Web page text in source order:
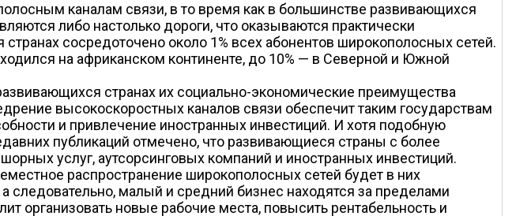
каналам связи, в то время как в большинстве развивающихся
либо настолько дороги, что оказываются практически
сосредоточено около 1% всех абонентов широкополосных сетей.
на африканском континенте, до 10% — в Северной и Южной
странах их социально-экономические преимущества
высокоскоростных каналов связи обеспечит таким государствам
и привлечение иностранных инвестиций. И хотя подобную
публикаций отмечено, что развивающиеся страны с более
услуг, аутсорсинговых компаний и иностранных инвестиций.
распространение широкополосных сетей будет в них
следовательно, малый и средний бизнес находятся за пределами
организовать новые рабочие места, повысить рентабельность и